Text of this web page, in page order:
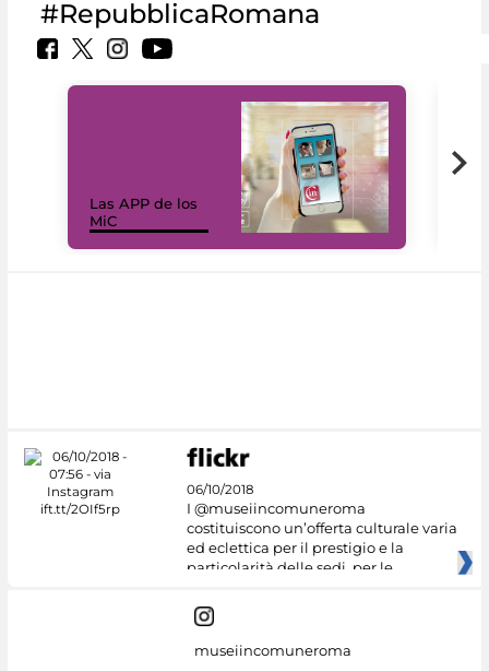
#RepubblicaRomana
Las APP de los
MiC
06/10/2018
I @museiincomuneroma
costituiscono un’offerta culturale varia
ed eclettica per il prestigio e la
particolarità delle sedi, per le
museiincomuneroma